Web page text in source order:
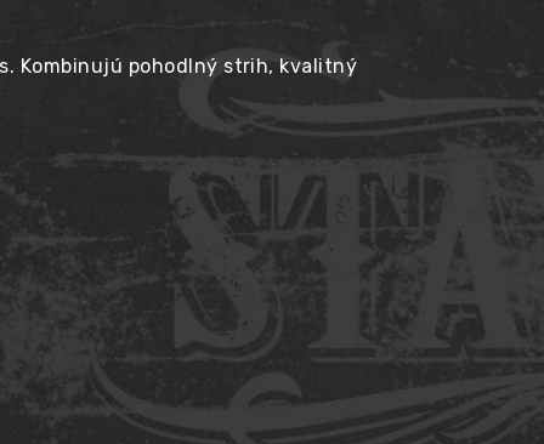
Kombinujú pohodlný strih, kvalitný